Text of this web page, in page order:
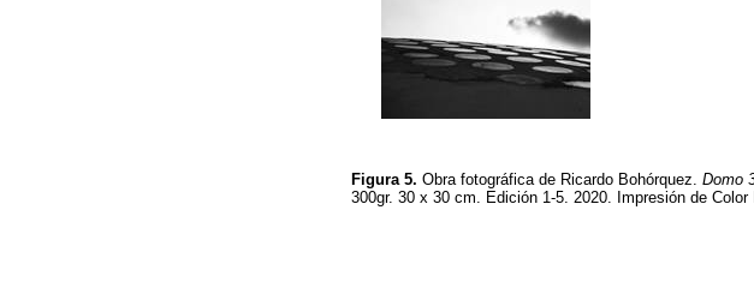
Figura 5. Obra fotográfica de Ricardo Bohórquez. Domo
300gr. 30 x 30 cm. Edición 1-5. 2020. Impresión de Color